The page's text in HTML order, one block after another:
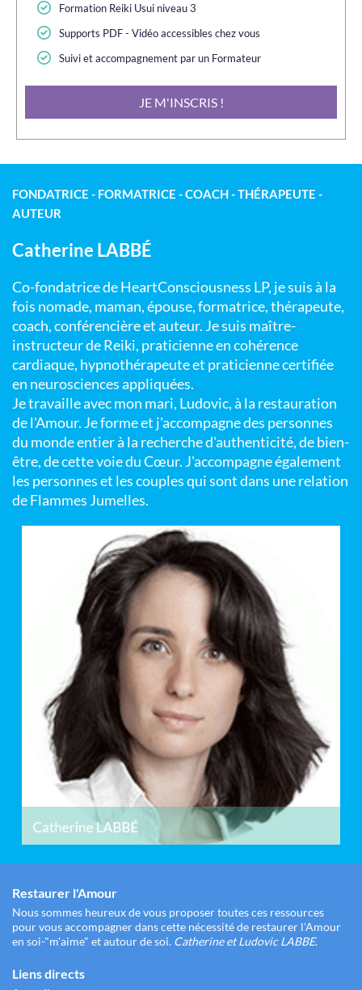
Formation Reiki Usui niveau 3
Supports PDF - Vidéo accessibles chez vous
Suivi et accompagnement par un Formateur
JE M'INSCRIS !
FONDATRICE - FORMATRICE - COACH - THÉRAPEUTE -
AUTEUR
Catherine LABBÉ
Co-fondatrice de HeartConsciousness LP, je suis à la
fois nomade, maman, épouse, formatrice, thérapeute,
coach, conférencière et auteur. Je suis maître-
instructeur de Reiki, praticienne en cohérence
cardiaque, hypnothérapeute et praticienne certifiée
en neurosciences appliquées.
Je travaille avec mon mari, Ludovic, à la restauration
de l'Amour. Je forme et j'accompagne des personnes
du monde entier à la recherche d'authenticité, de bien-
être, de cette voie du Cœur. J'accompagne également
les personnes et les couples qui sont dans une relation
de Flammes Jumelles.
Restaurer l'Amour
Nous sommes heureux de vous proposer toutes ces ressources
pour vous accompagner dans cette nécessité de restaurer l'Amour
en soi-"m'aime" et autour de soi. Catherine et Ludovic LABBE.
Liens directs